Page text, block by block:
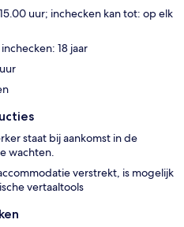
uur; inchecken kan tot: op elk
18 jaar
staat bij aankomst in de
wachten.
verstrekt, is mogelijk
vertaaltools